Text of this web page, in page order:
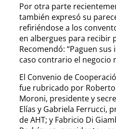
Por otra parte
también expresó su
refiriéndose a los
en albergues para recibir
Recomendó: “Paguen
caso contrario el negocio
El Convenio de
fue rubricado por
Moroni, presidente y
Elías y Gabriela Ferrucci,
de AHT; y Fabricio Di